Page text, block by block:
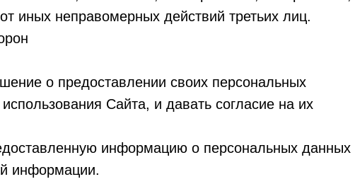
иных неправомерных действий третьих лиц.
о предоставлении своих персональных
Сайта, и давать согласие на их
информацию о персональных данных
информации.